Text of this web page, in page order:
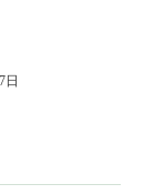
日